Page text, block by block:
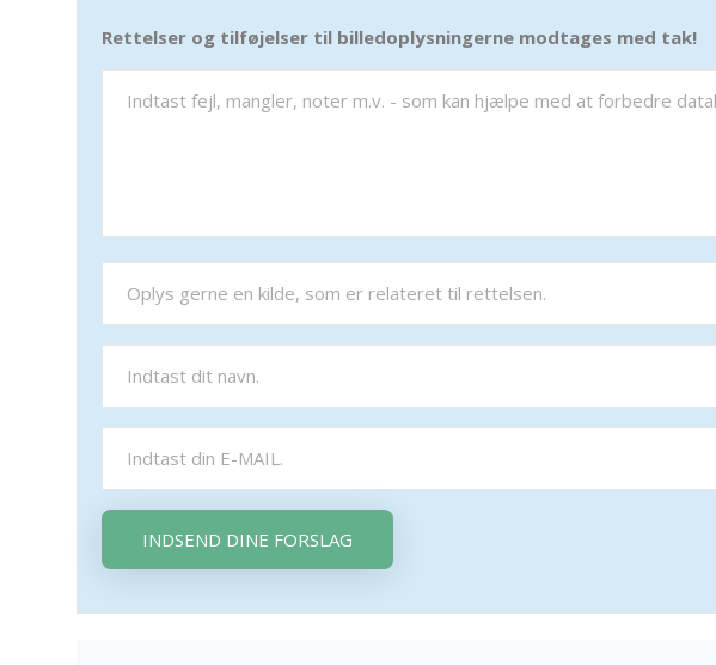
Rettelser og tilføjelser til billedoplysningerne modtages med tak!
INDSEND DINE FORSLAG